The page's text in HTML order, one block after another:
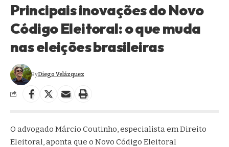
Principais inovações do Novo
Código Eleitoral: o que muda
nas eleições brasileiras
ByDiego Velázquez
O advogado Márcio Coutinho , especialista em Direito
Eleitoral, aponta que o Novo Código Eleitoral